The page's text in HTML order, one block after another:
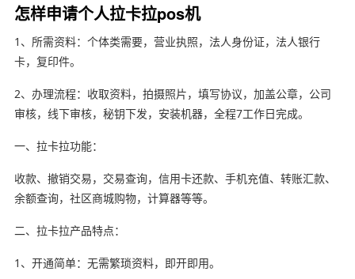
怎样申请个人拉卡拉pos机
1、所需资料：个体类需要，营业执照，法人身份证，法人银行
卡，复印件。
2、办理流程：收取资料，拍摄照片，填写协议，加盖公章，公司
审核，线下审核，秘钥下发，安装机器，全程7工作日完成。
一、拉卡拉功能：
收款、撤销交易，交易查询，信用卡还款、手机充值、转账汇款、
余额查询，社区商城购物，计算器等等。
二、拉卡拉产品特点：
1、开通简单：无需繁琐资料，即开即用。